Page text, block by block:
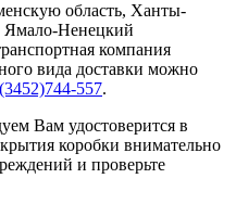
область, Ханты-
Ямало-Ненецкий
компания
вида доставки можно
557.
Вам удостоверится в
коробки внимательно
и проверьте